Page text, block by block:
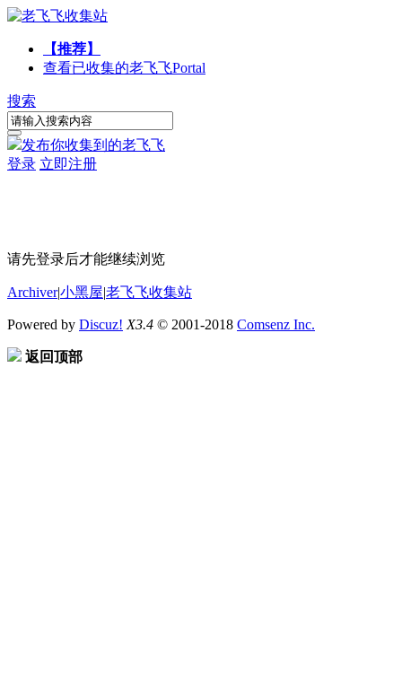
【推荐】
查看已收集的老飞飞Portal
搜索
发布你收集到的老飞飞
登录 立即注册
请先登录后才能继续浏览
Archiver|小黑屋|老飞飞收集站
Powered by Discuz! X3.4 © 2001-2018 Comsenz Inc.
返回顶部